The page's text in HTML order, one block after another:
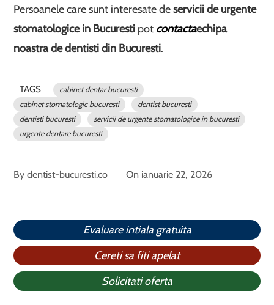
Persoanele care sunt interesate deservicii de urgente
stomatologice in Bucuresti pot contactaechipa
noastra de dentisti din Bucuresti.
TAGS
cabinet dentar bucuresti
cabinet stomatologic bucuresti
dentist bucuresti
dentisti bucuresti
servicii de urgente stomatologice in bucuresti
urgente dentare bucuresti
Bydentist-bucuresti.co On ianuarie 22, 2026
Evaluare intiala gratuita
Cereti sa fiti apelat
Solicitati oferta